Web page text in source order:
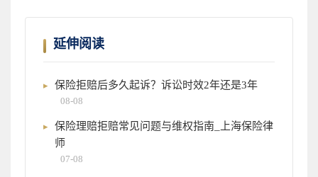
延伸阅读
保险拒赔后多久起诉？诉讼时效2年还是3年
08-08
保险理赔拒赔常见问题与维权指南_上海保险律
师
07-08